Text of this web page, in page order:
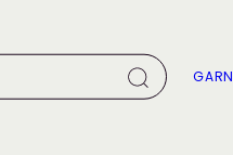
GARN